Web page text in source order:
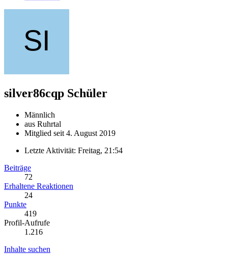
silver86cqp Schüler
Männlich
aus Ruhrtal
Mitglied seit 4. August 2019
Letzte Aktivität: Freitag, 21:54
Beiträge
72
Erhaltene Reaktionen
24
Punkte
419
Profil-Aufrufe
1.216
Inhalte suchen